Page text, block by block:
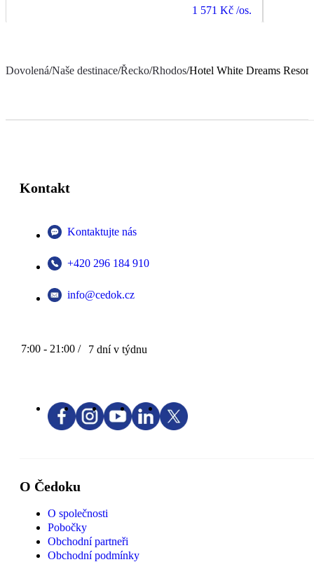
1 571 Kč /os.
Dovolená/Naše destinace/Řecko/Rhodos/Hotel White Dreams Resort
Kontakt
Kontaktujte nás
+420 296 184 910
info@cedok.cz
7:00 - 21:00 / 7 dní v týdnu
O Čedoku
O společnosti
Pobočky
Obchodní partneři
Obchodní podmínky